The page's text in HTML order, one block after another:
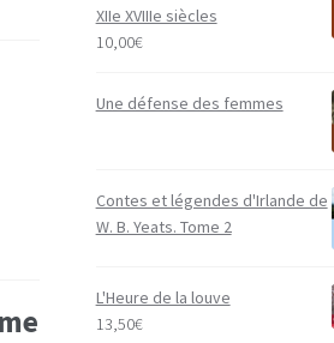
XIIe XVIIIe siècles
10,00€
Une défense des femmes
Contes et légendes d'Irlande de
W. B. Yeats. Tome 2
L'Heure de la louve
13,50€